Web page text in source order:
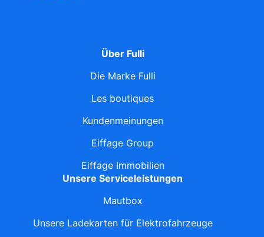
Über Fulli
Die Marke Fulli
Les boutiques
Kundenmeinungen
Eiffage Group
Eiffage Immobilien
Unsere Serviceleistungen
Mautbox
Unsere Ladekarten für Elektrofahrzeuge